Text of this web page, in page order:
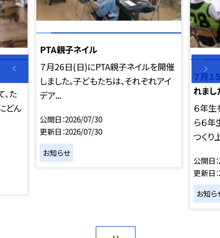
た
どん
PTA親子ネイル
７月26日(日)にPTA親子ネイルを開催
しました。子どもたちは、それぞれアイ
デア...
公開日 2026/07/30
更新日 2026/07/30
お知らせ
７月１
れまし
６年生
ら６
つくり
公開日
更新日
お知ら